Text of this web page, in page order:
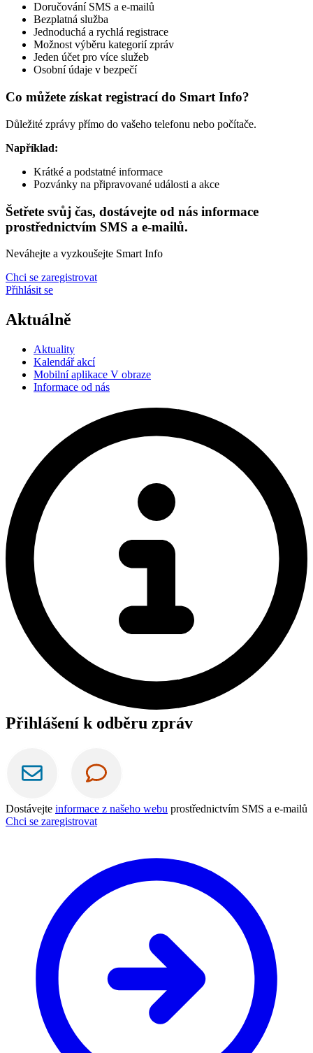
Doručování SMS a e-mailů
Bezplatná služba
Jednoduchá a rychlá registrace
Možnost výběru kategorií zpráv
Jeden účet pro více služeb
Osobní údaje v bezpečí
Co můžete získat registrací do Smart Info?
Důležité zprávy přímo do vašeho telefonu nebo počítače.
Například:
Krátké a podstatné informace
Pozvánky na připravované události a akce
Šetřete svůj čas, dostávejte od nás informace
prostřednictvím SMS a e-mailů.
Neváhejte a vyzkoušejte Smart Info
Chci se zaregistrovat
Přihlásit se
Aktuálně
Aktuality
Kalendář akcí
Mobilní aplikace V obraze
Informace od nás
Přihlášení k odběru zpráv
Dostávejte informace z našeho webu prostřednictvím SMS a e-mailů
Chci se zaregistrovat